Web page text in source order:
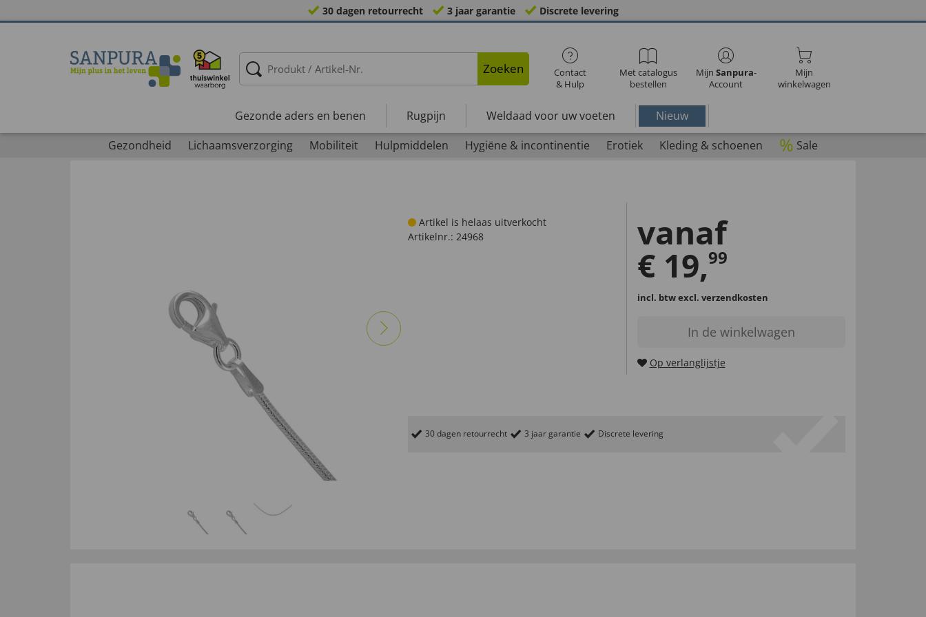
30 dagen retourrecht 3 jaar garantie Discrete levering
Zoeken
Contact
& Hulp
Met catalogus
bestellen
Mijn Sanpura-
Account
Mijn
winkelwagen
Gezonde aders en benen Rugpijn Weldaad voor uw voeten
Nieuw
Gezondheid
Lichaamsverzorging Mobiliteit Hulpmiddelen Hygiëne & incontinentie Erotiek Kleding & schoenen % Sale
Artikel is helaas uitverkocht
Artikelnr.: 24968 vanaf
€ 19,99
incl. btwexcl. verzendkosten
In de winkelwagen
Op verlanglijstje
30 dagen retourrecht 3 jaar garantie Discrete levering